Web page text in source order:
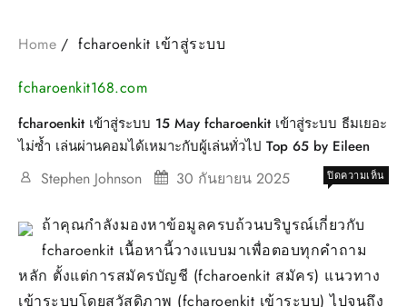
Home fcharoenkit เข้าสู่ระบบ
fcharoenkit168.com
fcharoenkit เข้าสู่ระบบ 15 May fcharoenkit เข้าสู่ระบบ ธีมเยอะ
ไม่ซ้ำ เล่นผ่านคอมได้เหมาะกับผู้เล่นทั่วไป Top 65 by Eileen
Stephen Johnson 30 กันยายน 2025 ปิดความเห็นบน
ถ้าคุณกำลังมองหาข้อมูลครบถ้วนบริบูรณ์เกี่ยวกับ
fcharoenkit เนื้อหานี้วางแบบมาเพื่อตอบทุกคำถาม
หลัก ตั้งแต่การสมัครบัญชี (fcharoenkit สมัคร) แนวทาง
เข้าระบบโดยสวัสดิภาพ (fcharoenkit เข้าระบบ) ไปจนถึง